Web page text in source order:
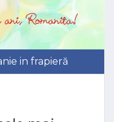
in frapieră